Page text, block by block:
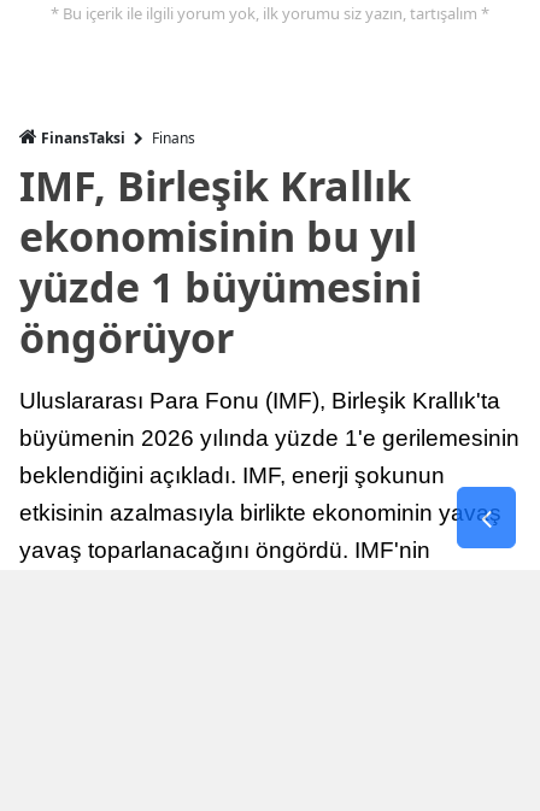
* Bu içerik ile ilgili yorum yok, ilk yorumu siz yazın, tartışalım *
FinansTaksi Finans
IMF, Birleşik Krallık
ekonomisinin bu yıl
yüzde 1 büyümesini
öngörüyor
Uluslararası Para Fonu (IMF), Birleşik Krallık'ta
büyümenin 2026 yılında yüzde 1'e gerilemesinin
beklendiğini açıkladı. IMF, enerji şokunun
etkisinin azalmasıyla birlikte ekonominin yavaş
yavaş toparlanacağını öngördü. IMF'nin